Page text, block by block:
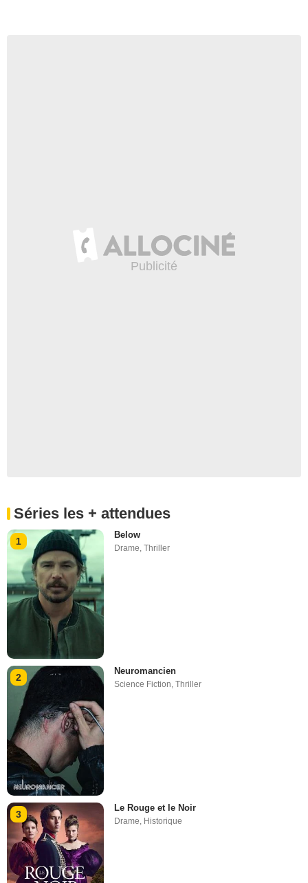
Séries les + attendues
1
Below
Drame,Thriller
2
Neuromancien
Science Fiction,Thriller
3
Le Rouge et le Noir
Drame Historique